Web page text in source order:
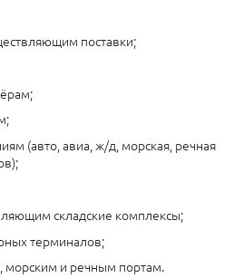
поставки;
(авто, авиа, ж/д, морская, речная
складские комплексы;
терминалов;
морским и речным портам.